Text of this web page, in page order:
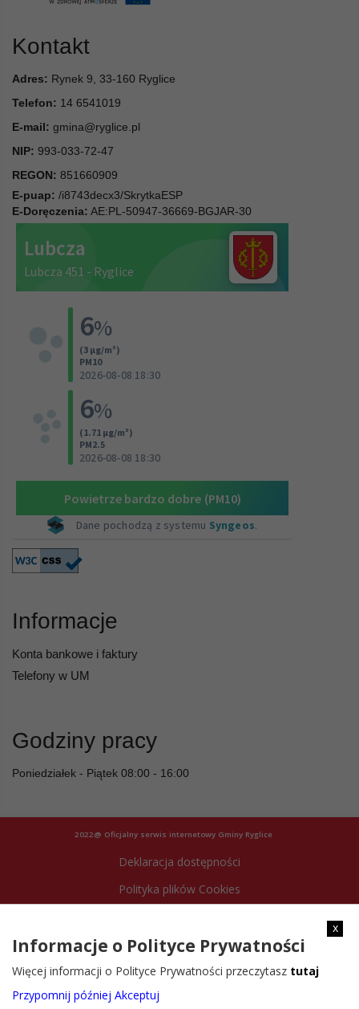
Kontakt
Adres: Rynek 9, 33-160 Ryglice
Telefon: 14 6541019
E-mail: gmina@ryglice.pl
NIP: 993-033-72-47
REGON: 851660909
E-puap: /i8743decx3/SkrytkaESP
E-Doręczenia: AE:PL-50947-36669-BGJAR-30
Informacje
Konta bankowe i faktury
Telefony w UM
Godziny pracy
Poniedziałek - Piątek 08:00 - 16:00
2022@ Oficjalny serwis internetowy Gminy Ryglice
Deklaracja dostępności
Polityka plików Cookies
x
Informacje o Polityce Prywatności
Więcej informacji o Polityce Prywatności przeczytasz tutaj
Przypomnij później Akceptuj